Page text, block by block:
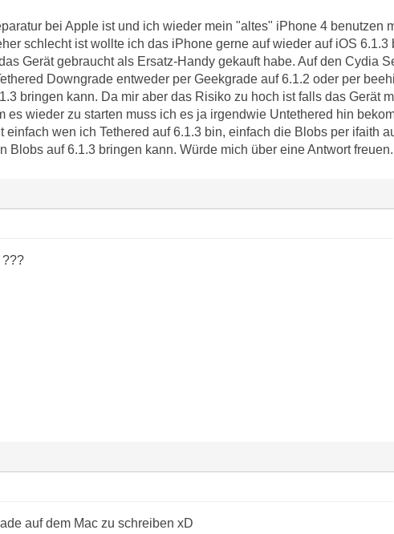
bei Apple ist und ich wieder mein "altes" iPhone 4 benutzen
schlecht ist wollte ich das iPhone gerne auf wieder auf iOS 6.1.3
Gerät gebraucht als Ersatz-Handy gekauft habe. Auf den Cydia
Downgrade entweder per Geekgrade auf 6.1.2 oder per
bringen kann. Da mir aber das Risiko zu hoch ist falls das Gerät
es wieder zu starten muss ich es ja irgendwie Untethered hin
wen ich Tethered auf 6.1.3 bin, einfach die Blobs per ifaith
Blobs auf 6.1.3 bringen kann. Würde mich über eine Antwort freuen.
???
auf dem Mac zu schreiben xD